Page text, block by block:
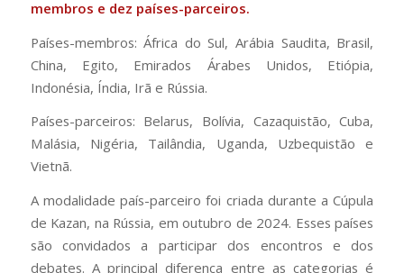
membros e dez países-parceiros.
Países-membros: África do Sul, Arábia Saudita, Brasil,
China, Egito, Emirados Árabes Unidos, Etiópia,
Indonésia, Índia, Irã e Rússia.
Países-parceiros: Belarus, Bolívia, Cazaquistão, Cuba,
Malásia, Nigéria, Tailândia, Uganda, Uzbequistão e
Vietnã.
A modalidade país-parceiro foi criada durante a Cúpula
de Kazan, na Rússia, em outubro de 2024. Esses países
são convidados a participar dos encontros e dos
debates. A principal diferença entre as categorias é